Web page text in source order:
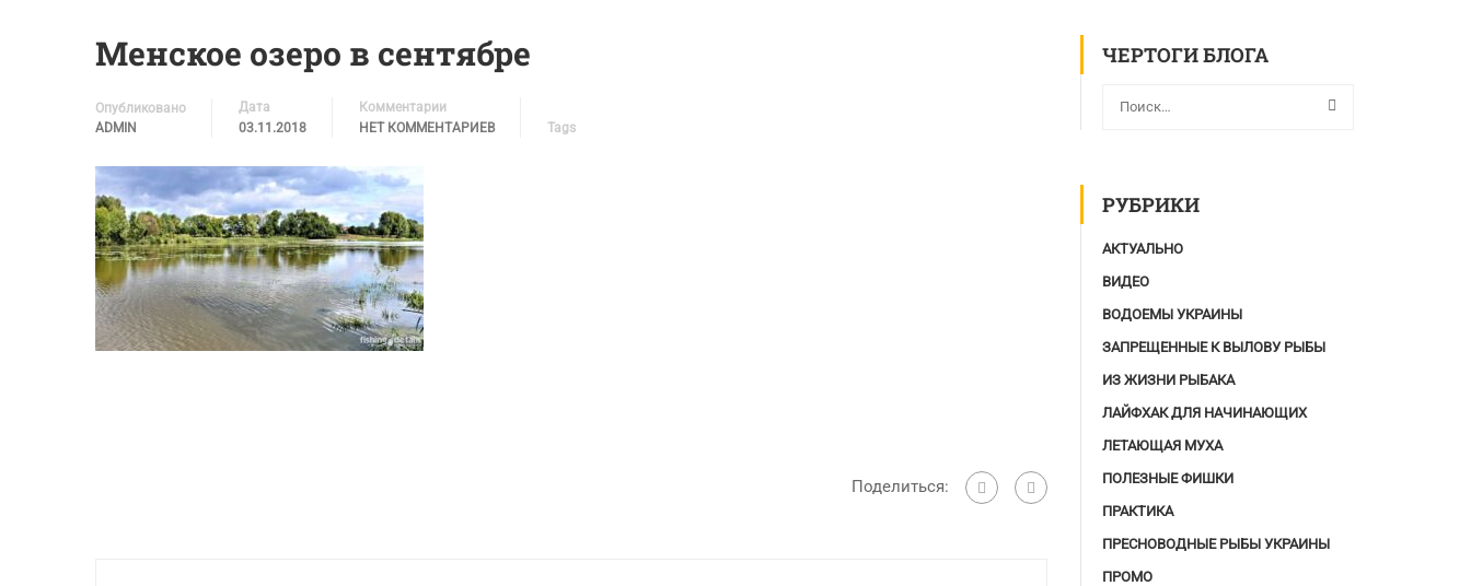
Менское озеро в сентябре
Опубликовано
ADMIN
Дата
03.11.2018
Комментарии
НЕТ КОММЕНТАРИЕВ
Tags
Поделиться:
ЧЕРТОГИ БЛОГА
РУБРИКИ
АКТУАЛЬНО
ВИДЕО
ВОДОЕМЫ УКРАИНЫ
ЗАПРЕЩЕННЫЕ К ВЫЛОВУ РЫБЫ
ИЗ ЖИЗНИ РЫБАКА
ЛАЙФХАК ДЛЯ НАЧИНАЮЩИХ
ЛЕТАЮЩАЯ МУХА
ПОЛЕЗНЫЕ ФИШКИ
ПРАКТИКА
ПРЕСНОВОДНЫЕ РЫБЫ УКРАИНЫ
ПРОМО